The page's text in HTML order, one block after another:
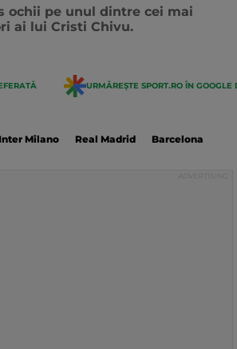
ochii pe unul dintre cei mai
ai lui Cristi Chivu.
URMĂREȘTE SPORT.RO ÎN GOOGLE
Inter Milano Real Madrid Barcelona